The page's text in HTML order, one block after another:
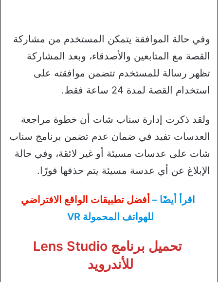
وفي حالة الموافقة يتمكن المستخدم من مشاركة
القصة مع المتابعين والأصدقاء، وبعد المشاركة
تظهر رسالة للمستخدم تتضمن موافقته على
استخدام القصة لمدة 24 ساعة فقط.
ولقد ذكرت إدارة سناب شات أن خطوة مراجعة
العدسات تفيد في ضمان عدم تضمن برنامج سناب
شات على عدسات مسيئة أو غير لائقة، وفي حالة
الإبلاغ عن أي عدسة مسيئة يتم حذفها فورًا.
اقرأ أيضًا – أفضل تطبيقات الواقع الافتراضي
للهواتف المحمولة VR
تحميل برنامج Lens Studio
للأندرويد